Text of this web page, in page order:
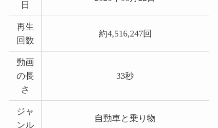
日
再生
回数
約4,516,247回
動画
の長
さ
33秒
ジャ
ンル
自動車と乗り物